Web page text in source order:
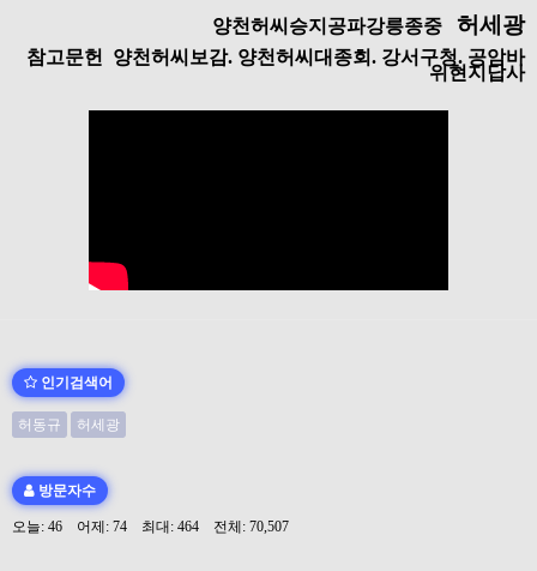
양천허씨승지공파강릉종중 허세광
참고문헌 양천허씨보감. 양천허씨대종회. 강서구청. 공암바
위현지답사
인기검색어
허동규 허세광
방문자수
오늘: 46 어제: 74 최대: 464 전체: 70,507